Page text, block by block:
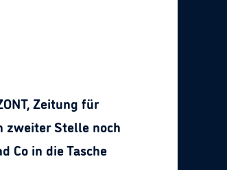
Zeitung für
zweiter Stelle noch
Co in die Tasche